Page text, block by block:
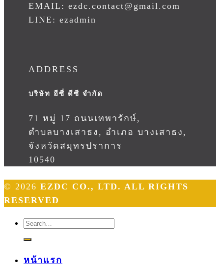
EMAIL: ezdc.contact@gmail.com
LINE: ezadmin
ADDRESS
บริษัท อีซี่ ดีซี จำกัด
71 หมู่ 17 ถนนเทพารักษ์,
ตำบลบางเสาธง, อำเภอ บางเสาธง,
จังหวัดสมุทรปราการ
10540
© 2026 EZDC CO., LTD. ALL RIGHTS
RESERVED
หน้าแรก